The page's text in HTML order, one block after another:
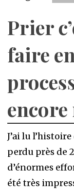
Prier
faire
J’ai lu
perdu près de
d’énormes
été très